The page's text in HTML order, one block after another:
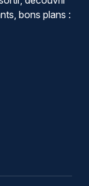
bons plans :